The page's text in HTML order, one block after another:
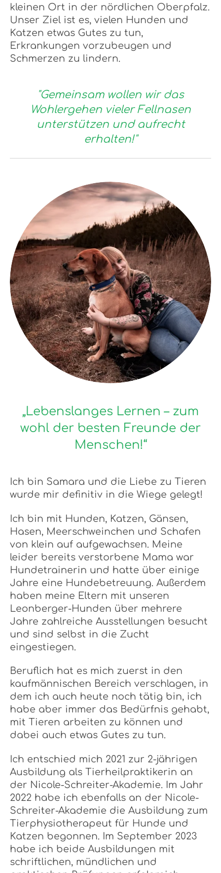
kleinen Ort in der nördlichen Oberpfalz.
Unser Ziel ist es, vielen Hunden und
Katzen etwas Gutes zu tun,
Erkrankungen vorzubeugen und
Schmerzen zu lindern.
"Gemeinsam wollen wir das
Wohlergehen vieler Fellnasen
unterstützen und aufrecht
erhalten!"
„Lebenslanges Lernen – zum
wohl der besten Freunde der
Menschen!“
Ich bin Samara und die Liebe zu Tieren
wurde mir definitiv in die Wiege gelegt!
Ich bin mit Hunden, Katzen, Gänsen,
Hasen, Meerschweinchen und Schafen
von klein auf aufgewachsen. Meine
leider bereits verstorbene Mama war
Hundetrainerin und hatte über einige
Jahre eine Hundebetreuung. Außerdem
haben meine Eltern mit unseren
Leonberger-Hunden über mehrere
Jahre zahlreiche Ausstellungen besucht
und sind selbst in die Zucht
eingestiegen.
Beruflich hat es mich zuerst in den
kaufmännischen Bereich verschlagen, in
dem ich auch heute noch tätig bin, ich
habe aber immer das Bedürfnis gehabt,
mit Tieren arbeiten zu können und
dabei auch etwas Gutes zu tun.
Ich entschied mich 2021 zur 2-jährigen
Ausbildung als Tierheilpraktikerin an
der Nicole-Schreiter-Akademie. Im Jahr
2022 habe ich ebenfalls an der Nicole-
Schreiter-Akademie die Ausbildung zum
Tierphysiotherapeut für Hunde und
Katzen begonnen. Im September 2023
habe ich beide Ausbildungen mit
schriftlichen, mündlichen und